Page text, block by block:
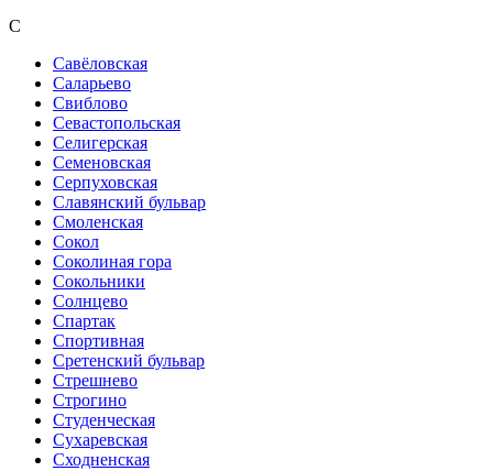
С
Савёловская
Саларьево
Свиблово
Севастопольская
Селигерская
Семеновская
Серпуховская
Славянский бульвар
Смоленская
Сокол
Соколиная гора
Сокольники
Солнцево
Спартак
Спортивная
Сретенский бульвар
Стрешнево
Строгино
Студенческая
Сухаревская
Сходненская